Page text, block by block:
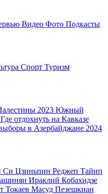
Видео Фото Подкасты
Спорт Туризм
2023 Южный
Где отдохнуть на Кавказе
в Азербайджане 2024
Си Цзиньпин Реджеп Тайип
Ираклий Кобахидзе
Токаев Масуд Пезешкиан